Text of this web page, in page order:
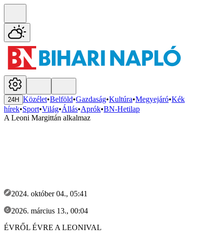
24H Közélet•Belföld•Gazdaság•Kultúra•Megyejáró•Kék
hírek•Sport•Világ•Állás•Aprók•BN-Hetilap
A Leoni Margittán alkalmaz
2024. október 04., 05:41
2026. március 13., 00:04
ÉVRŐL ÉVRE A LEONIVAL